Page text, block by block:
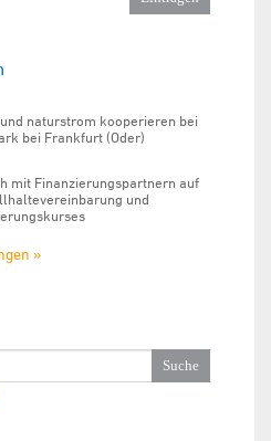
naturstrom kooperieren bei
bei Frankfurt (Oder)
mit Finanzierungspartnern auf
und
»